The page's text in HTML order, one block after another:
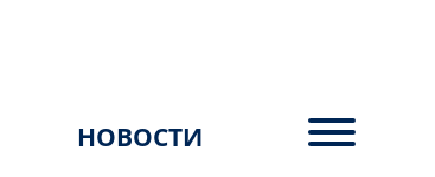
НОВОСТИ